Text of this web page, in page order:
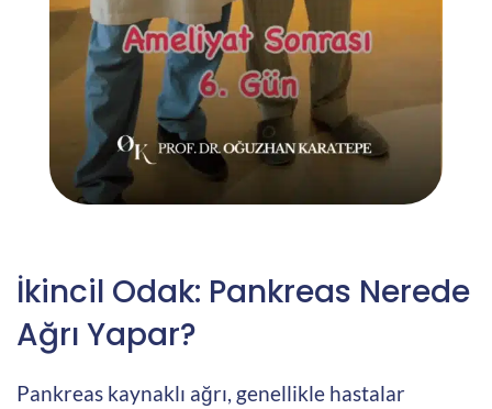
İkincil Odak: Pankreas Nerede
Ağrı Yapar?
Pankreas kaynaklı ağrı, genellikle hastalar